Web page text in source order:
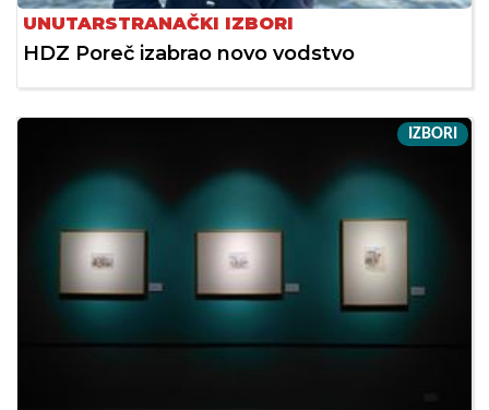
UNUTARSTRANAČKI IZBORI
HDZ Poreč izabrao novo vodstvo
IZBORI